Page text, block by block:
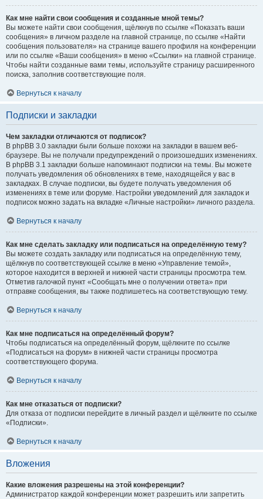
Как мне найти свои сообщения и созданные мной темы?
Вы можете найти свои сообщения, щёлкнув по ссылке «Показать ваши
сообщения» в личном разделе на главной странице, по ссылке «Найти
сообщения пользователя» на странице вашего профиля на конференции
или по ссылке «Ваши сообщения» в меню «Ссылки» на главной странице.
Чтобы найти созданные вами темы, используйте страницу расширенного
поиска, заполнив соответствующие поля.
Вернуться к началу
Подписки и закладки
Чем закладки отличаются от подписок?
В phpBB 3.0 закладки были больше похожи на закладки в вашем веб-
браузере. Вы не получали предупреждений о произошедших изменениях.
В phpBB 3.1 закладки больше напоминают подписки на темы. Вы можете
получать уведомления об обновлениях в теме, находящейся у вас в
закладках. В случае подписки, вы будете получать уведомления об
изменениях в теме или форуме. Настройки уведомлений для закладок и
подписок можно задать на вкладке «Личные настройки» личного раздела.
Вернуться к началу
Как мне сделать закладку или подписаться на определённую тему?
Вы можете создать закладку или подписаться на определённую тему,
щёлкнув по соответствующей ссылке в меню «Управление темой»,
которое находится в верхней и нижней части страницы просмотра тем.
Отметив галочкой пункт «Сообщать мне о получении ответа» при
отправке сообщения, вы также подпишетесь на соответствующую тему.
Вернуться к началу
Как мне подписаться на определённый форум?
Чтобы подписаться на определённый форум, щёлкните по ссылке
«Подписаться на форум» в нижней части страницы просмотра
соответствующего форума.
Вернуться к началу
Как мне отказаться от подписки?
Для отказа от подписки перейдите в личный раздел и щёлкните по ссылке
«Подписки».
Вернуться к началу
Вложения
Какие вложения разрешены на этой конференции?
Администратор каждой конференции может разрешить или запретить